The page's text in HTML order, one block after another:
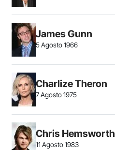
James Gunn
5 Agosto 1966
Charlize Theron
7 Agosto 1975
Chris Hemsworth
11 Agosto 1983